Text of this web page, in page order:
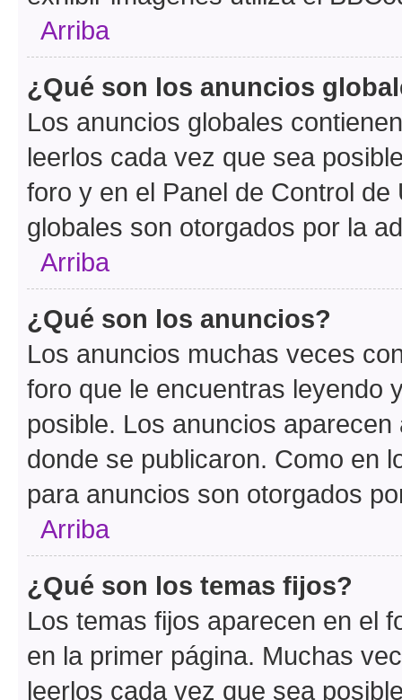
Arriba
¿Qué son los anuncios
Los anuncios globales
leerlos cada vez que sea
foro y en el Panel de Control
globales son otorgados por la
Arriba
¿Qué son los anuncios?
Los anuncios muchas veces
foro que le encuentras leyendo
posible. Los anuncios
donde se publicaron. Como en
para anuncios son otorgados
Arriba
¿Qué son los temas fijos?
Los temas fijos aparecen en el
en la primer página. Muchas
leerlos cada vez que sea